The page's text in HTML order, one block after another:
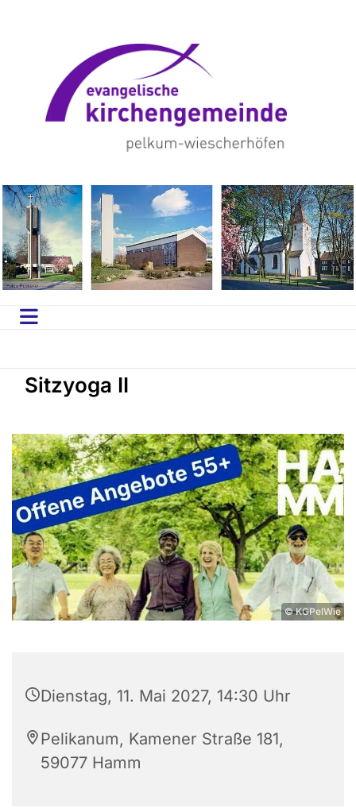
Sitzyoga II
© KGPelWie
Dienstag, 11. Mai 2027, 14:30 Uhr
Pelikanum, Kamener Straße 181,
59077 Hamm